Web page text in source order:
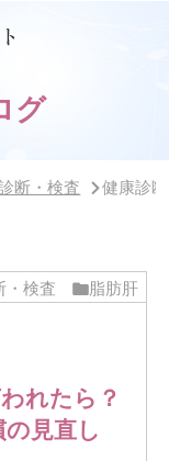
グ
断・検査 健康診
・検査 脂肪肝
れたら？
見直し